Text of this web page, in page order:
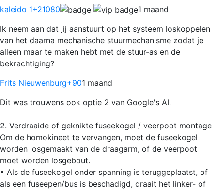
kaleido 1+21080
1 maand
Ik neem aan dat jij aanstuurt op het systeem loskoppelen
van het daarna mechanische stuurmechanisme zodat je
alleen maar te maken hebt met de stuur-as en de
bekrachtiging?
Frits Nieuwenburg+901 maand
Dit was trouwens ook optie 2 van Google's AI.
2. Verdraaide of geknikte fuseekogel / veerpoot montage
Om de homokineet te vervangen, moet de fuseekogel
worden losgemaakt van de draagarm, of de veerpoot
moet worden losgebout.
• Als de fuseekogel onder spanning is teruggeplaatst, of
als een fuseepen/bus is beschadigd, draait het linker- of